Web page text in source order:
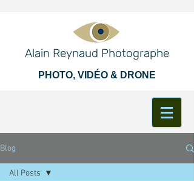
Alain Reynaud Photographe
PHOTO, VIDÉO & DRONE
Blog
All Posts